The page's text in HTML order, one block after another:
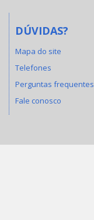
DÚVIDAS?
Mapa do site
Telefones
Perguntas frequentes
Fale conosco